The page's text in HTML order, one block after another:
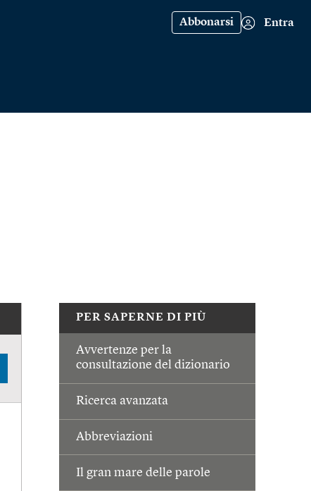
Abbonarsi Entra
PER SAPERNE DI PIÙ
Avvertenze per la
consultazione del dizionario
Ricerca avanzata
Abbreviazioni
Il gran mare delle parole